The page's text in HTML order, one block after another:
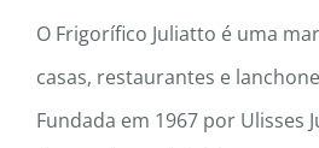
O Frigorífico Juliatto é uma
casas, restaurantes e
Fundada em 1967 por Ulisses